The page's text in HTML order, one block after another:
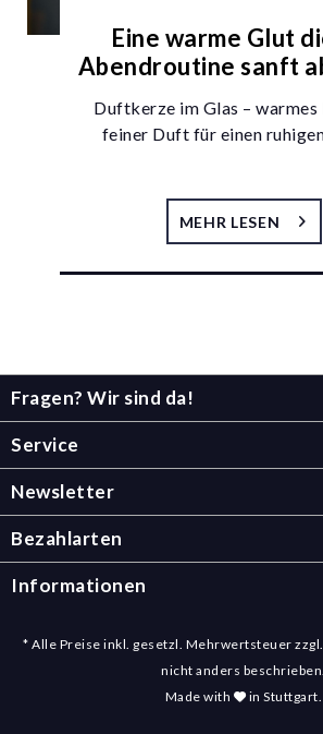
Eine warme Glut
Abendroutine sanft
Duftkerze im Glas – warmes
feiner Duft für einen
MEHR LESEN
Fragen? Wir sind da!
Service
Newsletter
Bezahlarten
Informationen
* Alle Preise inkl. gesetzl. Mehrwertsteuer
nicht anders beschrieben.
Made with
in Stuttgart.